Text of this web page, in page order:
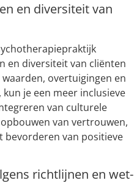
en diversiteit van
en diversiteit van cliënten
overtuigingen en
je een meer inclusieve
van culturele
van vertrouwen,
bevorderen van positieve
richtlijnen en wet-